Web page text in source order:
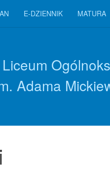
E-DZIENNIK MATURA
Adama